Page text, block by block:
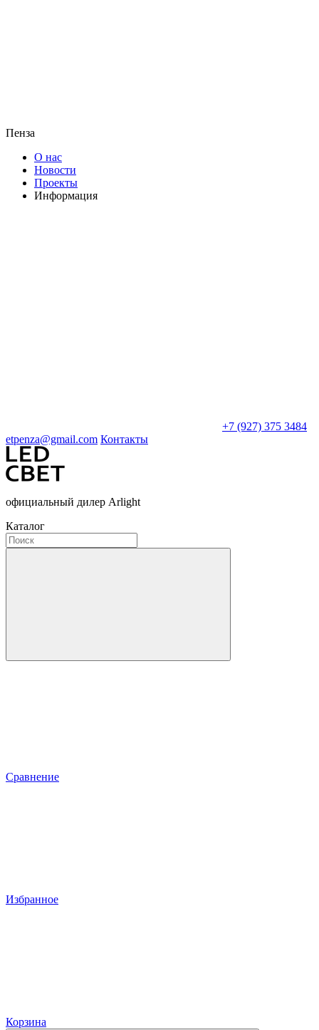
Пенза
О нас
Новости
Проекты
Информация
+7 (927) 375 3484
etpenza@gmail.com Контакты
официальный дилер Arlight
Каталог
Сравнение
Избранное
Корзина